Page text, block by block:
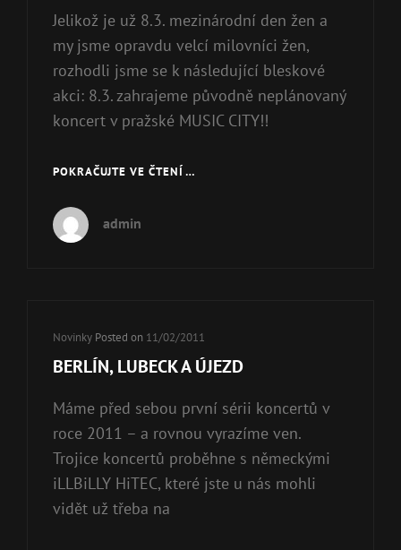
Jelikož je už 8.3. mezinárodní den žen a
my jsme opravdu velcí milovníci žen,
rozhodli jsme se k následující bleskové
akci: 8.3. zahrajeme původně neplánovaný
koncert v pražské MUSIC CITY!!
POKRAČUJTE VE ČTENÍ …
admin
Cat
Links
Novinky Posted on 11/02/2011
BERLÍN, LUBECK A ÚJEZD
Máme před sebou první sérii koncertů v
roce 2011 – a rovnou vyrazíme ven.
Trojice koncertů proběhne s německými
iLLBiLLY HiTEC, které jste u nás mohli
vidět už třeba na